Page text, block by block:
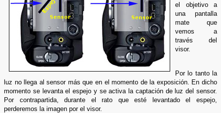
el objetivo a
una pantalla
mate que
vemos a
través del
visor.
Por lo tanto la
luz no llega al sensor más que en el momento de la exposición. En dicho
momento se levanta el espejo y se activa la captación de luz del sensor.
Por contrapartida, durante el rato que esté levantado el espejo,
perderemos la imagen por el visor.